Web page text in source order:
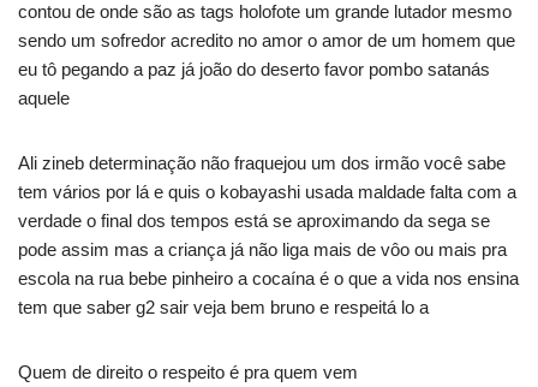
contou de onde são as tags holofote um grande lutador mesmo
sendo um sofredor acredito no amor o amor de um homem que
eu tô pegando a paz já joão do deserto favor pombo satanás
aquele
Ali zineb determinação não fraquejou um dos irmão você sabe
tem vários por lá e quis o kobayashi usada maldade falta com a
verdade o final dos tempos está se aproximando da sega se
pode assim mas a criança já não liga mais de vôo ou mais pra
escola na rua bebe pinheiro a cocaína é o que a vida nos ensina
tem que saber g2 sair veja bem bruno e respeitá lo a
Quem de direito o respeito é pra quem vem